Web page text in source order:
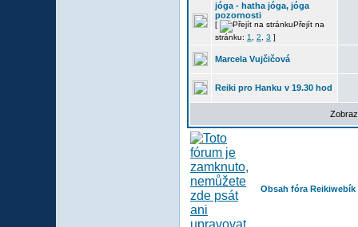
jóga - hatha jóga, jóga
pozornosti
[
Přejít na
stránku: 1 2 3 ]
Marcela Vujčičová
Reiki pro Hanku v 19.30 hod
Obsah fóra Reikiwebík